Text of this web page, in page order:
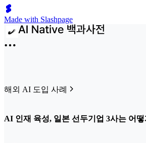
Made with Slashpage
해외 AI 도입 사례
AI 인재 육성, 일본 선두기업 3사는 어